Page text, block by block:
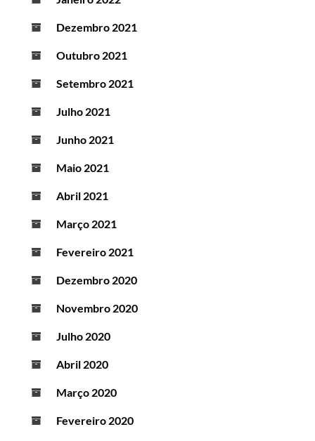
Dezembro 2021
Outubro 2021
Setembro 2021
Julho 2021
Junho 2021
Maio 2021
Abril 2021
Março 2021
Fevereiro 2021
Dezembro 2020
Novembro 2020
Julho 2020
Abril 2020
Março 2020
Fevereiro 2020